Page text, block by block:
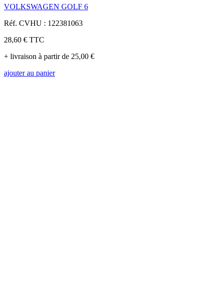
VOLKSWAGEN GOLF 6
Réf. CVHU : 122381063
28,60 € TTC
+ livraison à partir de 25,00 €
ajouter au panier